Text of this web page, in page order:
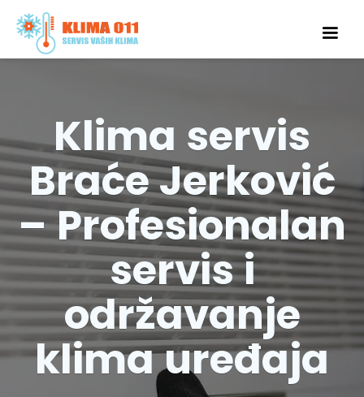
Klima servis
Braće Jerković
– Profesionalan
servis i
održavanje
klima uređaja